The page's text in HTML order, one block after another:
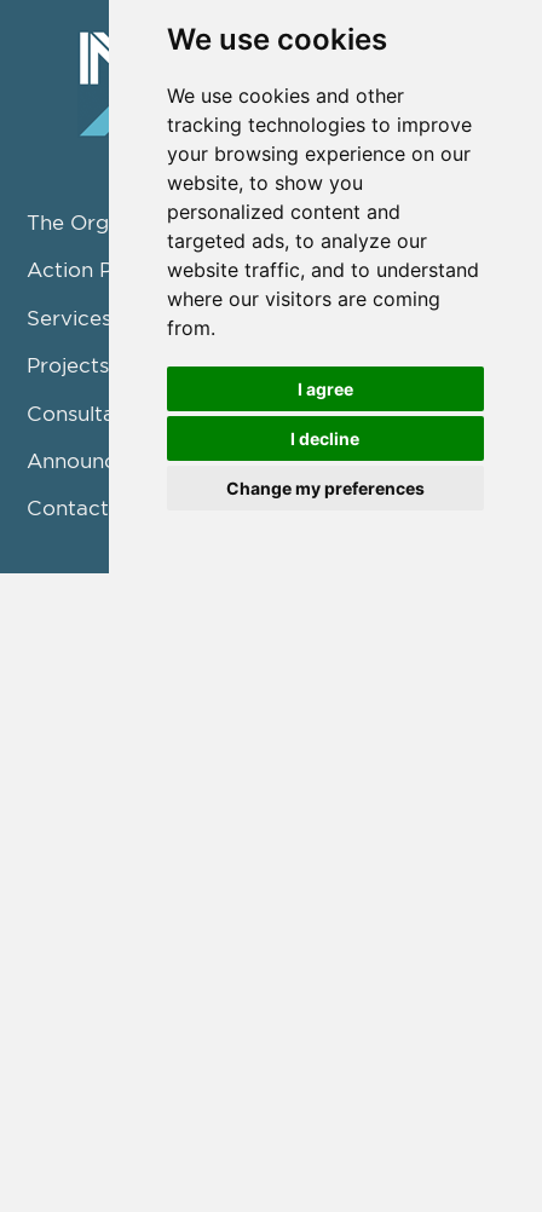
We use cookies
We use cookies and other
tracking technologies to improve
your browsing experience on our
website, to show you
personalized content and
targeted ads, to analyze our
website traffic, and to understand
where our visitors are coming
from.
I agree
I decline
Change my preferences
The Organization
Action Pillars
Services
Projects / Programmes
Consultation
Announcements
Contact us